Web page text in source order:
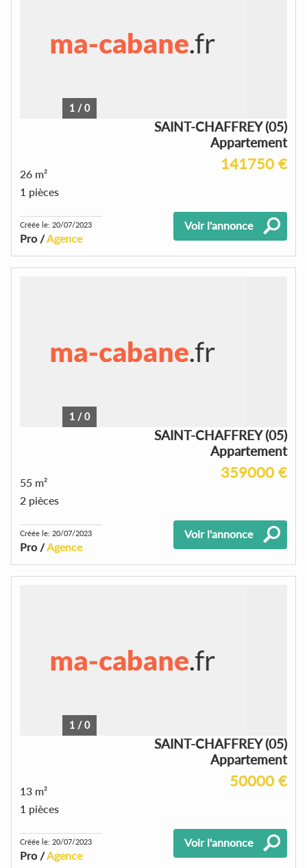
1 /0
SAINT-CHAFFREY (05)
Appartement
141750 €
26 m²
1 pièces
Créée le: 20/07/2023
Pro /Agence
Voir l'annonce
1 /0
SAINT-CHAFFREY (05)
Appartement
359000 €
55 m²
2 pièces
Créée le: 20/07/2023
Pro /Agence
Voir l'annonce
1 /0
SAINT-CHAFFREY (05)
Appartement
50000 €
13 m²
1 pièces
Créée le: 20/07/2023
Pro /Agence
Voir l'annonce